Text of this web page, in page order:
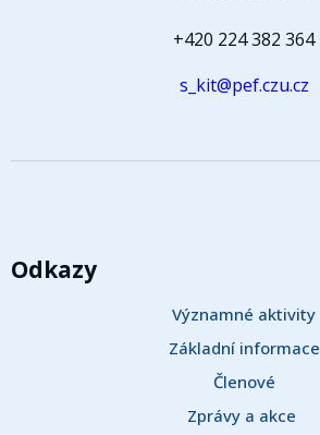
+420 224 382 364
s_kit@pef.czu.cz
Odkazy
Významné aktivity
Základní informace
Členové
Zprávy a akce